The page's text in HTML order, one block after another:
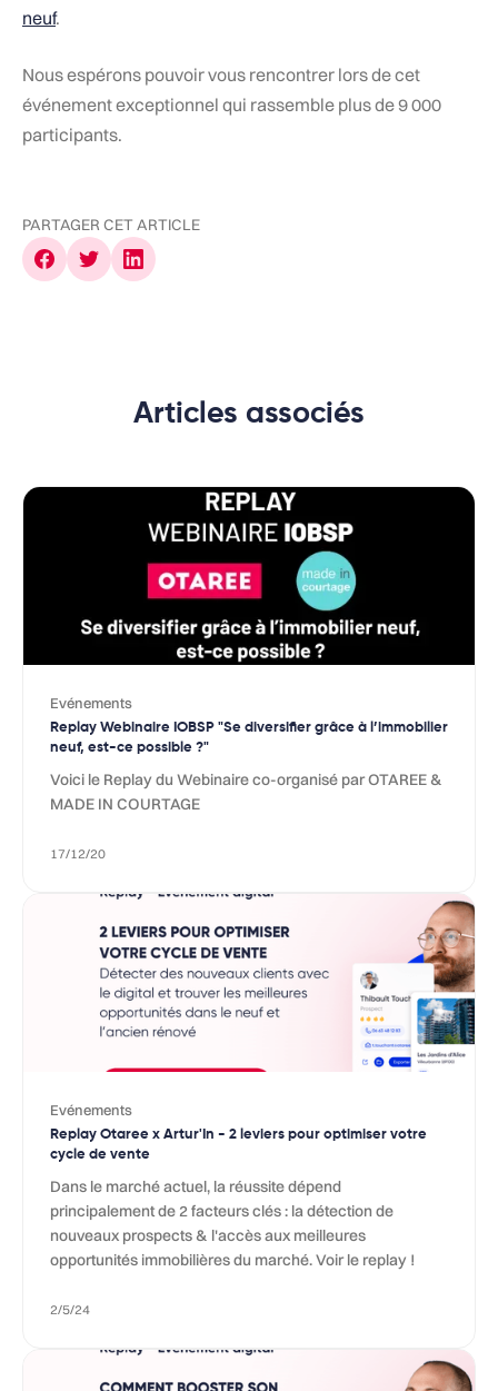
neuf.
Nous espérons pouvoir vous rencontrer lors de cet
événement exceptionnel qui rassemble plus de 9 000
participants.
PARTAGER CET ARTICLE
Articles associés
Evénements
Replay Webinaire IOBSP "Se diversifier grâce à l’immobilier
neuf, est-ce possible ?"
Voici le Replay du Webinaire co-organisé par OTAREE &
MADE IN COURTAGE
17/12/20
Evénements
Replay Otaree x Artur'In - 2 leviers pour optimiser votre
cycle de vente
Dans le marché actuel, la réussite dépend
principalement de 2 facteurs clés : la détection de
nouveaux prospects & l'accès aux meilleures
opportunités immobilières du marché. Voir le replay !
2/5/24